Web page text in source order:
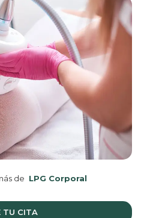
de LPG Corporal
TU CITA